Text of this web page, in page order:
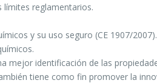
límites reglamentarios.
y su uso seguro (CE 1907/
mejor identificación de las
tiene como fin promover la